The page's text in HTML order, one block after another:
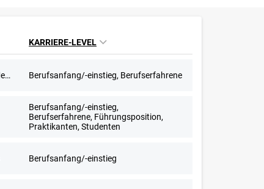
KARRIERE-LEVEL
603-Euro-Stellen, Aushilfstätigkeit / Nebenjob Berufsanfang/-einstieg, Berufserfahrene
Berufsanfang/-einstieg,
Berufserfahrene, Führungsposition,
Praktikanten, Studenten
Berufsanfang/-einstieg